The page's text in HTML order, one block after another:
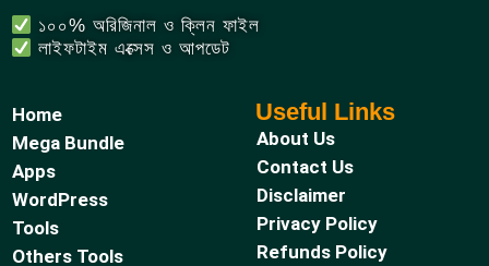
১০০% অরিজিনাল ও ক্লিন ফাইল
লাইফটাইম এক্সেস ও আপডেট
Home
Mega Bundle
Apps
WordPress
Tools
Others Tools
Useful Links
About Us
Contact Us
Disclaimer
Privacy Policy
Refunds Policy